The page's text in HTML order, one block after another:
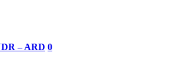
– ARD 0